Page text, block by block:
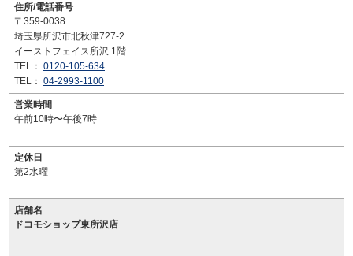
住所/電話番号
〒359-0038
埼玉県所沢市北秋津727-2
イーストフェイス所沢 1階
TEL： 0120-105-634
TEL： 04-2993-1100
営業時間
午前10時〜午後7時
定休日
第2水曜
店舗名
ドコモショップ東所沢店